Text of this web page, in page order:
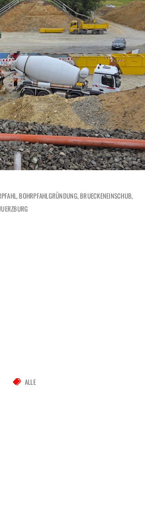
BOHRPFAHLGRÜNDUNG BRUECKENEINSCHUB
ALLE